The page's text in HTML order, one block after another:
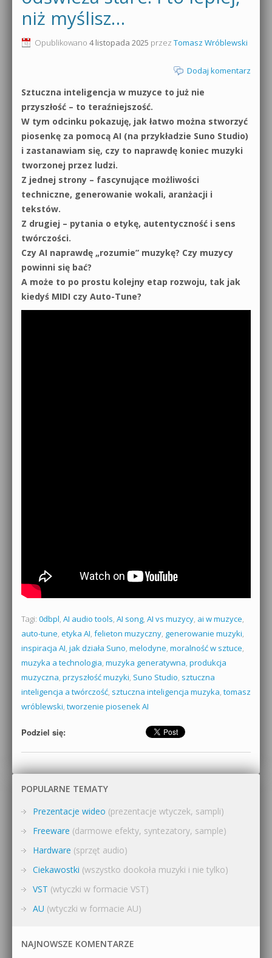
Produkcja muzyczna od podstaw
Dubstep z syntezatorem Massive
Kontakt 5 Kompendium
Pakiety
0dB.pl - informacje
Newsletter
Archiwum aktualności
Polityka prywatności
Regulamin
Działanie sklepu internetowego
Wyszukiwanie
niż myślisz…
Opublikowano 4 listopada 2025 przez Tomasz Wróblewski
Dodaj komentarz
Sztuczna inteligencja w muzyce to już nie
przyszłość – to teraźniejszość.
W tym odcinku pokazuję, jak łatwo można stworzyć
piosenkę za pomocą AI (na przykładzie Suno Studio)
i zastanawiam się, czy to naprawdę koniec muzyki
tworzonej przez ludzi.
Z jednej strony – fascynujące możliwości
techniczne, generowanie wokali, aranżacji i
tekstów.
Z drugiej – pytania o etykę, autentyczność i sens
twórczości.
Czy AI naprawdę „rozumie” muzykę? Czy muzycy
powinni się bać?
A może to po prostu kolejny etap rozwoju, tak jak
kiedyś MIDI czy Auto-Tune?
Tagi: 0dbpl, AI audio tools, AI song, AI vs muzycy, ai w muzyce,
auto-tune, etyka AI, felieton muzyczny, generowanie muzyki,
inspiracja AI, jak działa Suno, melodyne, moralność w sztuce,
muzyka a technologia, muzyka generatywna, produkcja
muzyczna, przyszłość muzyki, Suno Studio, sztuczna
inteligencja a twórczość, sztuczna inteligencja muzyka, tomasz
wróblewski, tworzenie piosenek AI
Podziel się:
POPULARNE TEMATY
Prezentacje wideo (prezentacje wtyczek, sampli)
Freeware (darmowe efekty, syntezatory, sample)
Hardware (sprzęt audio)
Ciekawostki (wszystko dookoła muzyki i nie tylko)
VST (wtyczki w formacie VST)
AU (wtyczki w formacie AU)
NAJNOWSZE KOMENTARZE